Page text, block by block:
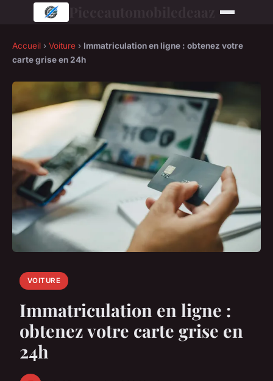
Accueil › Voiture › Immatriculation en ligne : obtenez votre
carte grise en 24h
VOITURE
Immatriculation en ligne :
obtenez votre carte grise en
24h